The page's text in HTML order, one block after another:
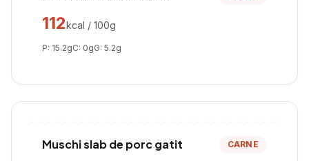
112kcal / 100g
P: 15.2gC: 0gG: 5.2g
Muschi slab de porc gatit CARNE